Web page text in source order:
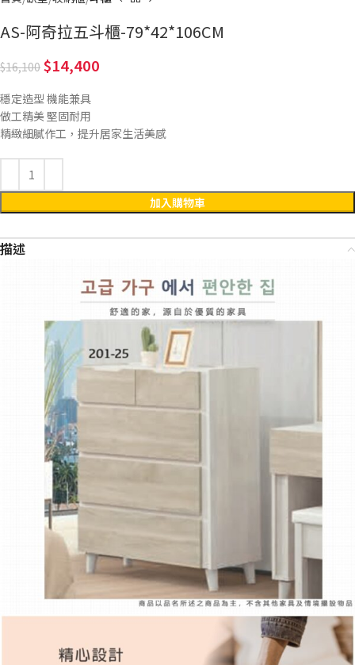
AS-阿奇拉五斗櫃-79*42*106CM
16,100 14,400
穩定造型 機能兼具
做工精美 堅固耐用
精緻細膩作工，提升居家生活美感
加入購物車
描述